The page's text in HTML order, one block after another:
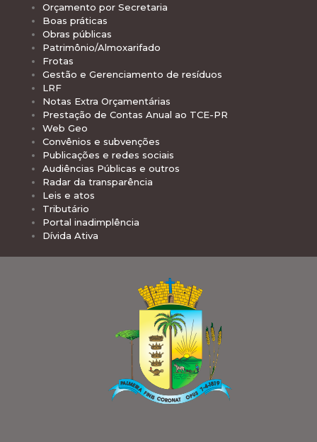
Orçamento por Secretaria
Boas práticas
Obras públicas
Patrimônio/Almoxarifado
Frotas
Gestão e Gerenciamento de resíduos
LRF
Notas Extra Orçamentárias
Prestação de Contas Anual ao TCE-PR
Web Geo
Convênios e subvenções
Publicações e redes sociais
Audiências Públicas e outros
Radar da transparência
Leis e atos
Tributário
Portal inadimplência
Dívida Ativa